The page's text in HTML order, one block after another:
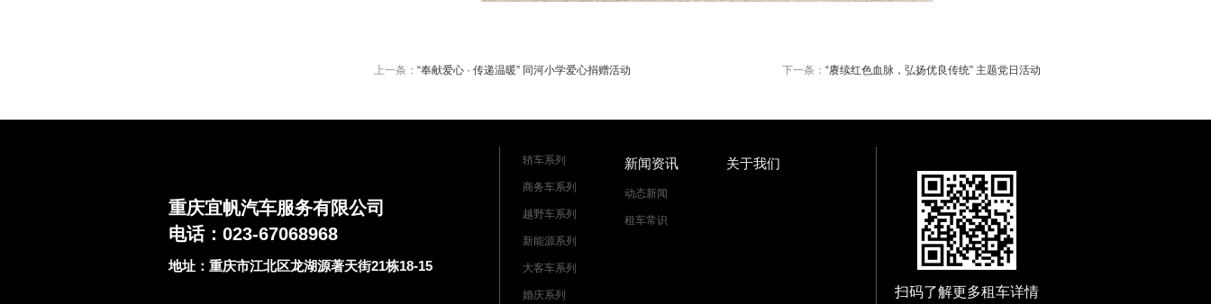
上一条： “奉献爱心 · 传递温暖” 同河小学爱心捐赠活动 下一条： “赓续红色血脉，弘扬优良传统” 主题党日活动
重庆宜帆汽车服务有限公司
电话：023-67068968
地址：重庆市江北区龙湖源著天街21栋18-15
轿车系列
商务车系列
越野车系列
新能源系列
大客车系列
婚庆系列
新闻资讯
动态新闻
租车常识
关于我们
扫码了解更多租车详情